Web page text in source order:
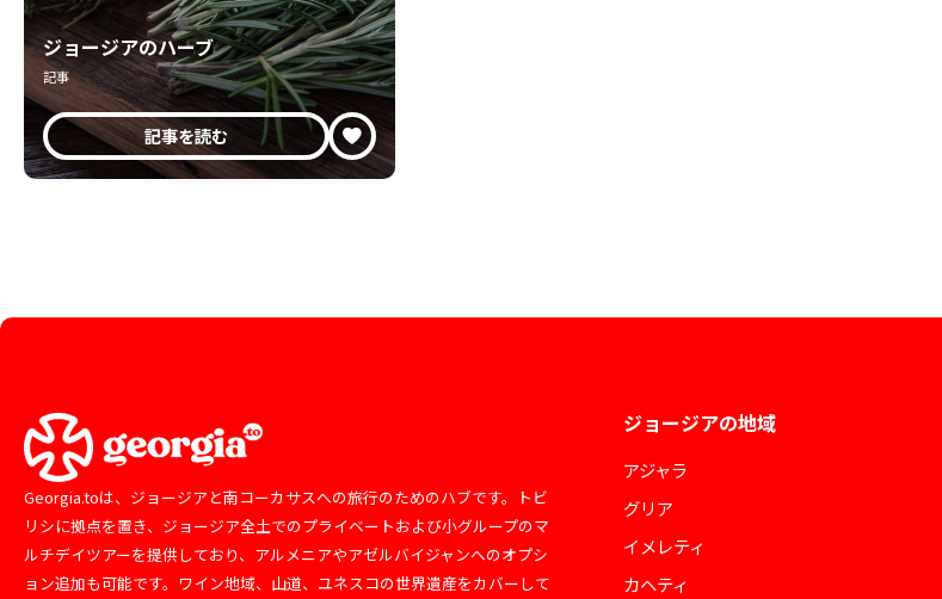
ジョージアのハーブ
記事
記事を読む
Georgia.toは、ジョージアと南コーカサスへの旅行のためのハブです。トビ
リシに拠点を置き、ジョージア全土でのプライベートおよび小グループのマ
ルチデイツアーを提供しており、アルメニアやアゼルバイジャンへのオプシ
ョン追加も可能です。ワイン地域、山道、ユネスコの世界遺産をカバーして
ジョージアの地域
アジャラ
グリア
イメレティ
カヘティ